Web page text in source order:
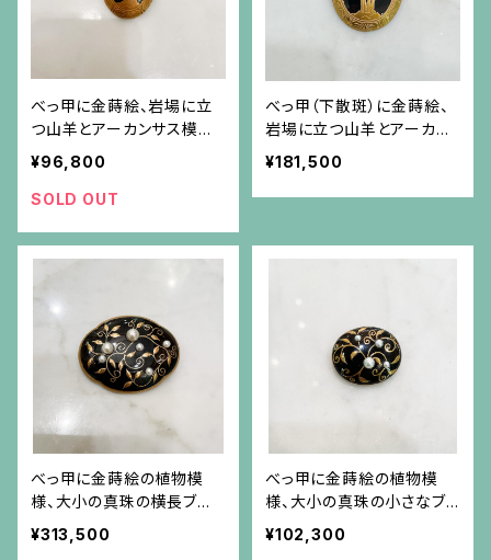
べっ甲に金蒔絵、岩場に立
つ山羊とアーカンサス模様
のブローチ（小）
¥96,800
SOLD OUT
べっ甲（下散斑）に金蒔絵、
岩場に立つ山羊とアーカン
サス模様のブローチ
¥181,500
べっ甲に金蒔絵の植物模
様、大小の真珠の横長ブロ
ーチ
¥313,500
べっ甲に金蒔絵の植物模
様、大小の真珠の小さなブ
ローチ
¥102,300